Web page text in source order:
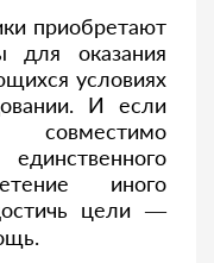
приобретают
для оказания
условиях
И если
совместимо
иного
цели —